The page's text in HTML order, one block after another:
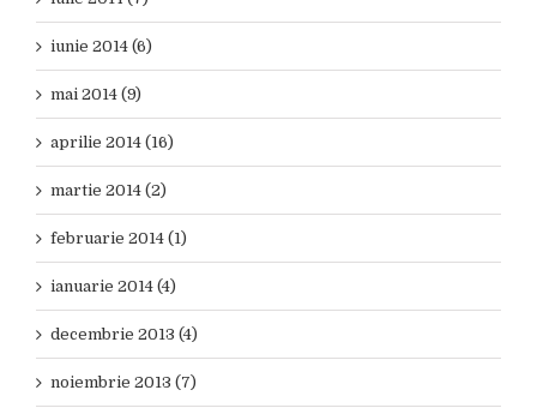
iunie 2014 (6)
mai 2014 (9)
aprilie 2014 (16)
martie 2014 (2)
februarie 2014 (1)
ianuarie 2014 (4)
decembrie 2013 (4)
noiembrie 2013 (7)